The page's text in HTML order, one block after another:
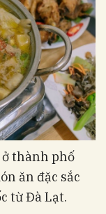
ở thành phố
ăn đặc sắc
từ Đà Lạt.